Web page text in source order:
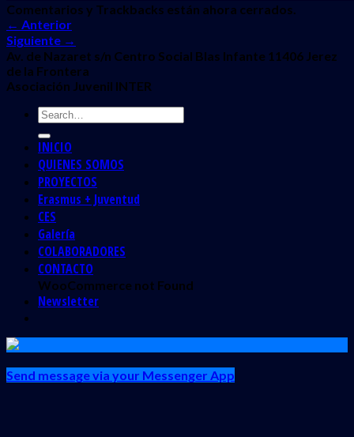
Comentarios y Trackbacks están ahora cerrados.
← Anterior
Siguiente →
Av. de Nazaret s/n Centro Social Blas Infante 11406 Jerez
de la Frontera
Asociación Juvenil INTER
INICIO
QUIENES SOMOS
PROYECTOS
Erasmus + Juventud
CES
Galería
COLABORADORES
CONTACTO
WooCommerce not Found
Newsletter
Send message via your Messenger App